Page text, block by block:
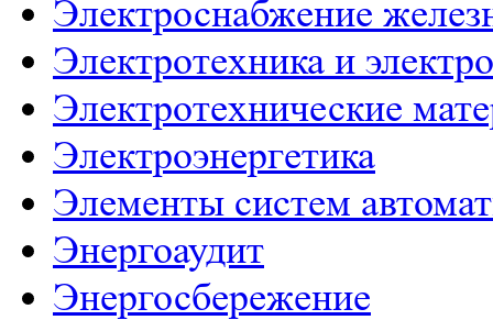
Электроснабжение
Электротехника и
Электротехнические
Электроэнергетика
Элементы систем
Энергоаудит
Энергосбережение